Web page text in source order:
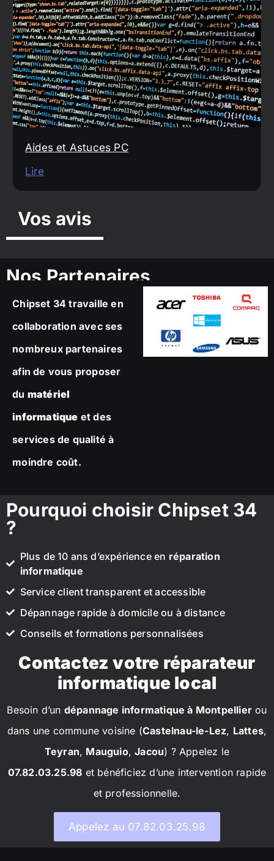
Aides et Astuces PC
Lire
Vos avis
Nos Partenaires
Chipset 34 travaille en
collaboration avec ses
nombreux partenaires
afin de vous proposer
du matériel
informatique et des
services de qualité à
moindre coût.
Pourquoi choisir Chipset 34
?
Plus de 10 ans d’expérience en réparation
informatique
Service client transparent et accessible
Dépannage rapide à domicile ou à distance
Conseils et formations personnalisées
Contactez votre réparateur
informatique local
Besoin d’un dépannage informatique à Montpellier ou
dans une commune voisine (Castelnau-le-Lez, Lattes,
Teyran, Mauguio,Jacou) ? Appelez le
07.82.03.25.98 et bénéficiez d’une intervention rapide
et professionnelle.
Appelez au 07.82.03.25.98